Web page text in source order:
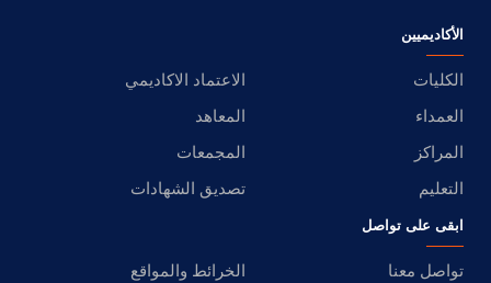
الأكاديميين
الكليات
الاعتماد الاكاديمي
العمداء
المعاهد
المراكز
المجمعات
التعليم
تصديق الشهادات
ابقى على تواصل
تواصل معنا
الخرائط والمواقع